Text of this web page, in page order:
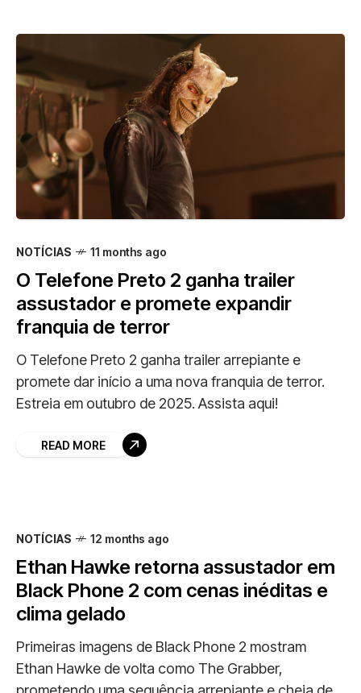
NOTÍCIAS 11 months ago
O Telefone Preto 2 ganha trailer
assustador e promete expandir
franquia de terror
O Telefone Preto 2 ganha trailer arrepiante e
promete dar início a uma nova franquia de terror.
Estreia em outubro de 2025. Assista aqui!
READ MORE
NOTÍCIAS 12 months ago
Ethan Hawke retorna assustador em
Black Phone 2 com cenas inéditas e
clima gelado
Primeiras imagens de Black Phone 2 mostram
Ethan Hawke de volta como The Grabber,